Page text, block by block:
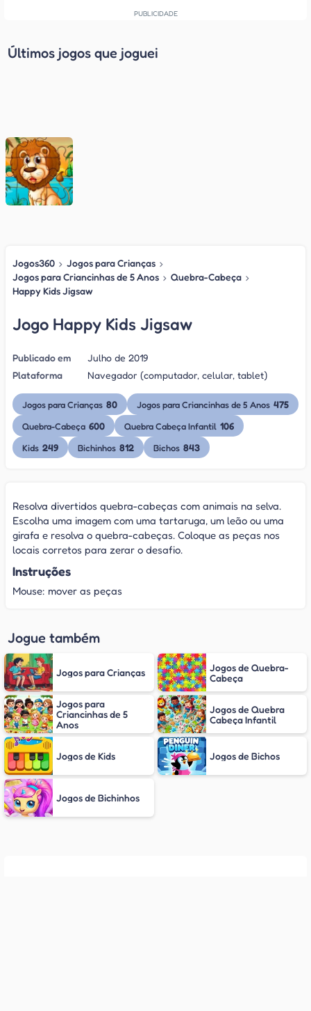
Últimos jogos que joguei
Jogos360 › Jogos para Crianças ›
Jogos para Criancinhas de 5 Anos › Quebra-Cabeça ›
Happy Kids Jigsaw
Jogo Happy Kids Jigsaw
Publicado em
Julho de 2019
Plataforma
Navegador (computador, celular, tablet)
Jogos para Crianças 80 Jogos para Criancinhas de 5 Anos 475
Quebra-Cabeça 600 Quebra Cabeça Infantil 106
Kids 249 Bichinhos 812 Bichos 843
Resolva divertidos quebra-cabeças com animais na selva.
Escolha uma imagem com uma tartaruga, um leão ou uma
girafa e resolva o quebra-cabeças. Coloque as peças nos
locais corretos para zerar o desafio.
Instruções
Mouse: mover as peças
Jogue também
Jogos para Crianças
Jogos de Quebra-
Cabeça
Jogos para
Criancinhas de 5
Anos
Jogos de Quebra
Cabeça Infantil
Jogos de Kids Jogos de Bichos
Jogos de Bichinhos